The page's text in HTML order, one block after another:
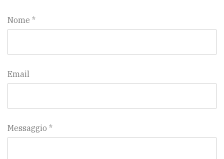
Nome *
Email
Messaggio *